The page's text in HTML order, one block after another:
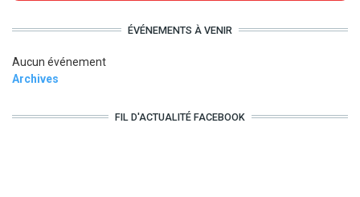
ÉVÉNEMENTS À VENIR
Aucun événement
Archives
FIL D'ACTUALITÉ FACEBOOK